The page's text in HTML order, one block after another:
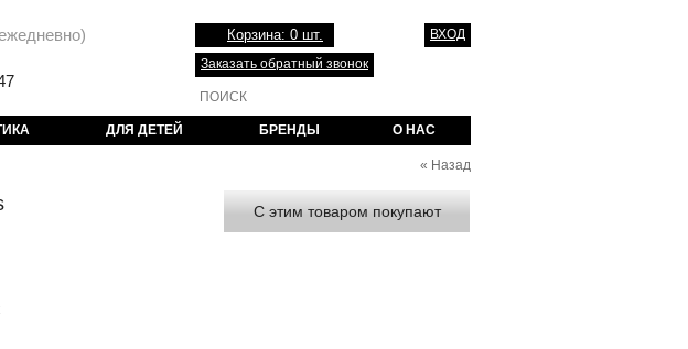
Корзина: 0 шт.
ВХОД
Заказать обратный звонок
ДЛЯ ДЕТЕЙ БРЕНДЫ О НАС
« Назад
С этим товаром покупают